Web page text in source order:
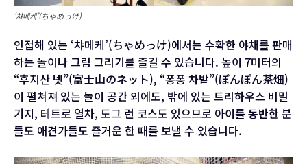
‘챠메케’(ちゃめっけ)
인접해 있는 ‘챠메케’(ちゃめっけ)에서는 수확한 야채를 판매
하는 놀이나 그림 그리기를 즐길 수 있습니다. 높이 7미터의
“후지산 넷”(富士山のネット), “퐁퐁 차밭”(ぽんぽん茶畑)
이 펼쳐져 있는 놀이 공간 외에도, 밖에 있는 트리하우스 비밀
기지, 테트로 열차, 도그 런 코스도 있으므로 아이를 동반한 분
들도 애견가들도 즐거운 한 때를 보낼 수 있습니다.